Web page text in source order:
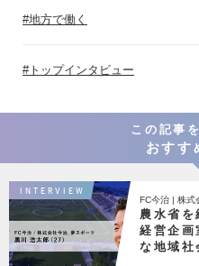
地方で働く
トップインタビュー
この記事
おすす
INTERVIEW
FC今治 | 株式
農水省
経営企画
な地域社